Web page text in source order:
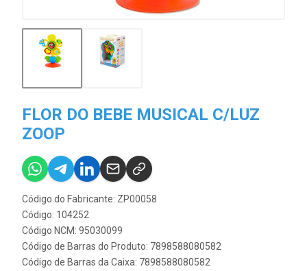
FLOR DO BEBE MUSICAL C/LUZ
ZOOP
Código do Fabricante: ZP00058
Código: 104252
Código NCM: 95030099
Código de Barras do Produto: 7898588080582
Código de Barras da Caixa: 7898588080582